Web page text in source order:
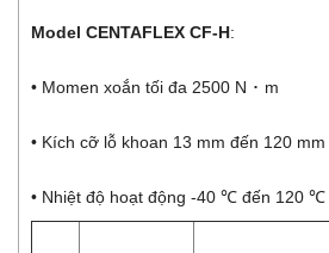
Model CENTAFLEX CF-H:
• Momen xoắn tối đa 2500 N ･ m
• Kích cỡ lỗ khoan 13 mm đến 120 mm
• Nhiệt độ hoạt động -40 ℃ đến 120 ℃